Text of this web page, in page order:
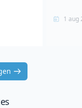
1 aug